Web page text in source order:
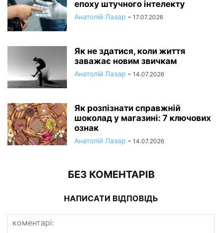
епоху штучного інтелекту
Анатолій Лазар - 17.07.2026
Як не здатися, коли життя
заважає новим звичкам
Анатолій Лазар - 14.07.2026
Як розпізнати справжній
шоколад у магазині: 7 ключових
ознак
Анатолій Лазар - 14.07.2026
БЕЗ КОМЕНТАРІВ
НАПИСАТИ ВІДПОВІДЬ